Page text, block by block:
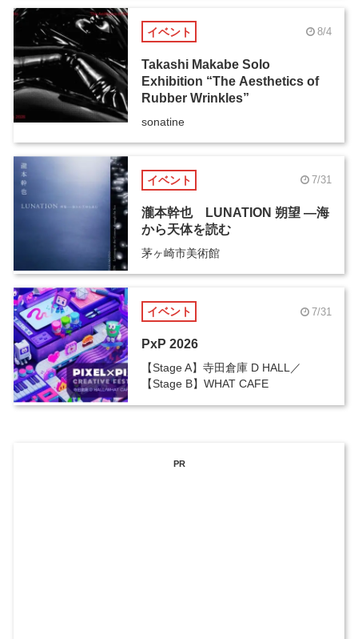
イベント 8/4
Takashi Makabe Solo
Exhibition “The Aesthetics of
Rubber Wrinkles”
sonatine
イベント 7/31
瀧本幹也 LUNATION 朔望 ―海
から天体を読む
茅ヶ崎市美術館
イベント 7/31
PxP 2026
【Stage A】寺田倉庫 D HALL／
【Stage B】WHAT CAFE
PR